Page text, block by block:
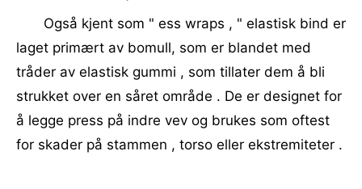
Også kjent som " ess wraps , " elastisk bind er
laget primært av bomull, som er blandet med
tråder av elastisk gummi , som tillater dem å bli
strukket over en såret område . De er designet for
å legge press på indre vev og brukes som oftest
for skader på stammen , torso eller ekstremiteter .